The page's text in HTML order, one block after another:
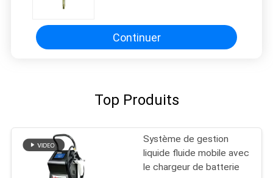
Continuer
Top Produits
Système de gestion
liquide fluide mobile avec
le chargeur de batterie